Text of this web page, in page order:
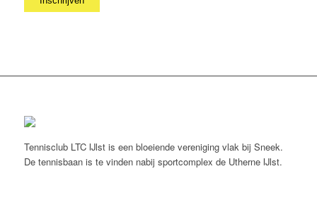
Tennisclub LTC IJlst is een bloeiende vereniging vlak bij Sneek.
De tennisbaan is te vinden nabij sportcomplex de Utherne IJlst.